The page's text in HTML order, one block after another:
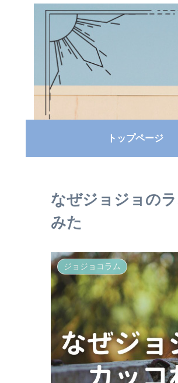
トップページ
なぜジョジョの
みた
ジョジョコラム